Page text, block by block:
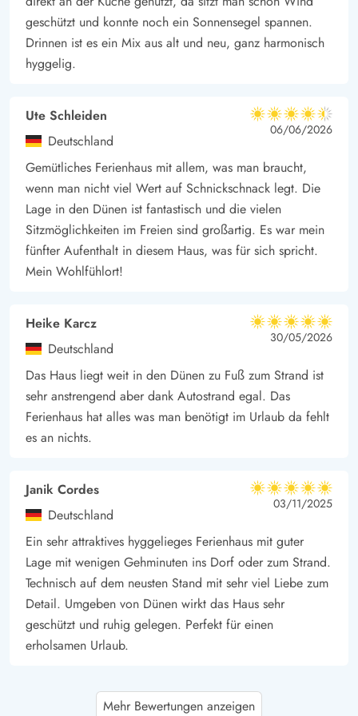
geschützt und konnte noch ein Sonnensegel spannen.
Drinnen ist es ein Mix aus alt und neu, ganz harmonisch
hyggelig.
Ute Schleiden
Deutschland
4.5 von 5
4.5 von 5
4.5 out of 5
06/06/2026
Gemütliches Ferienhaus mit allem, was man braucht,
wenn man nicht viel Wert auf Schnickschnack legt. Die
Lage in den Dünen ist fantastisch und die vielen
Sitzmöglichkeiten im Freien sind großartig. Es war mein
fünfter Aufenthalt in diesem Haus, was für sich spricht.
Mein Wohlfühlort!
Heike Karcz
Deutschland
5 von 5
5 von 5
5 out of 5
30/05/2026
Das Haus liegt weit in den Dünen zu Fuß zum Strand ist
sehr anstrengend aber dank Autostrand egal. Das
Ferienhaus hat alles was man benötigt im Urlaub da fehlt
es an nichts.
Janik Cordes
Deutschland
5 von 5
5 von 5
5 out of 5
03/11/2025
Ein sehr attraktives hyggelieges Ferienhaus mit guter
Lage mit wenigen Gehminuten ins Dorf oder zum Strand.
Technisch auf dem neusten Stand mit sehr viel Liebe zum
Detail. Umgeben von Dünen wirkt das Haus sehr
geschützt und ruhig gelegen. Perfekt für einen
erholsamen Urlaub.
4 von 5
4 out of 5
Mehr Bewertungen anzeigen